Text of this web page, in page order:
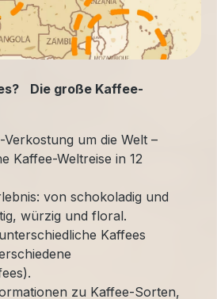
Die große Kaffee-
um die Welt –
Kaffee-Weltreise in 12
von schokoladig und
würzig und floral.
Kaffees
zu Kaffee-Sorten,